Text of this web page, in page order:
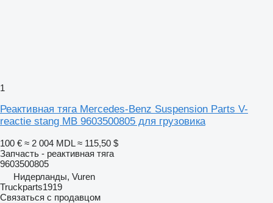
1
Реактивная тяга Mercedes-Benz Suspension Parts V-
reactie stang MB 9603500805 для грузовика
100 € ≈ 2 004 MDL ≈ 115,50 $
Запчасть - реактивная тяга
9603500805
Нидерланды, Vuren
Truckparts1919
Связаться с продавцом